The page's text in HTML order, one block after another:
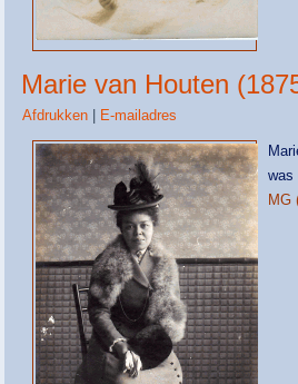
Marie van Houten
Afdrukken E-mailadres
was
MG